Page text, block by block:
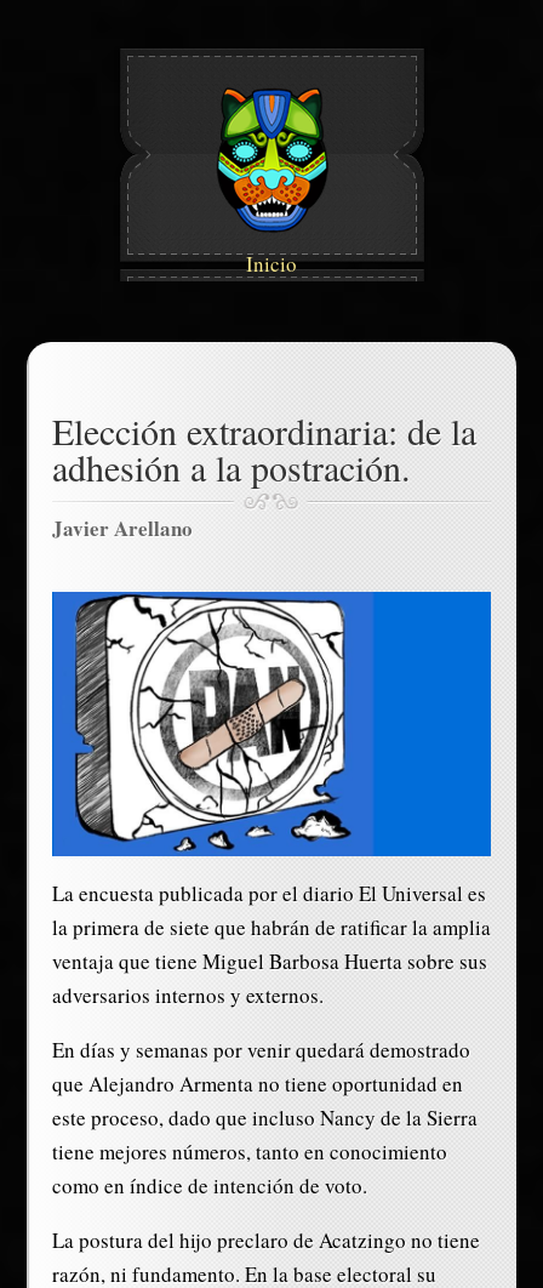
Inicio
Elección extraordinaria: de la
adhesión a la postración.
Javier Arellano
La encuesta publicada por el diario El Universal es
la primera de siete que habrán de ratificar la amplia
ventaja que tiene Miguel Barbosa Huerta sobre sus
adversarios internos y externos.
En días y semanas por venir quedará demostrado
que Alejandro Armenta no tiene oportunidad en
este proceso, dado que incluso Nancy de la Sierra
tiene mejores números, tanto en conocimiento
como en índice de intención de voto.
La postura del hijo preclaro de Acatzingo no tiene
razón, ni fundamento. En la base electoral su